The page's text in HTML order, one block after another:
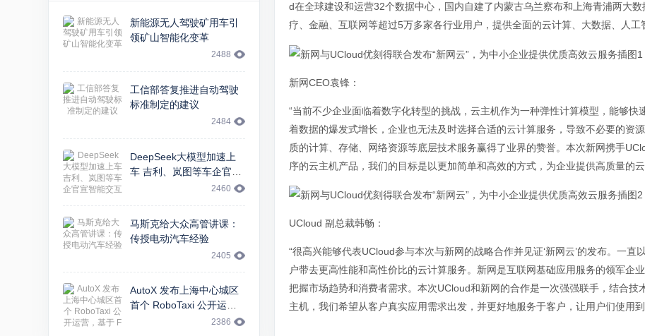
新能源无人驾驶矿用车引
领矿山智能化变革
2488
工信部答复推进自动驾驶
标准制定的建议
2484
DeepSeek大模型加速上
车 吉利、岚图等车企官宣
2460
马斯克给大众高管讲课：
传授电动汽车经验
2405
AutoX 发布上海中心城区
首个 RoboTaxi 公开运
营，基于 FCA 大捷龙车型
2386
d在全球建设和运营32个数据中心，国内自建了内蒙古乌兰察布和上海青浦两大
疗、金融、互联网等超过5万多家各行业用户，提供全面的云计算、大数据、人工
新网CEO袁锋：
“当前不少企业面临着数字化转型的挑战，云主机作为一种弹性计算模型，能够
着数据的爆发式增长，企业也无法及时选择合适的云计算服务，导致不必要的资
质的计算、存储、网络资源等底层技术服务赢得了业界的赞誉。本次新网携手
序的云主机产品，我们的目标是以更加简单和高效的方式，为企业提供高质量的
UCloud 副总裁韩畅：
“很高兴能够代表UCloud参与本次与新网的战略合作并见证‘新网云’的发布。一
户带去更高性能和高性价比的云计算服务。新网是互联网基础应用服务的领军企
把握市场趋势和消费者需求。本次UCloud和新网的合作是一次强强联手，结合
主机，我们希望从客户真实应用需求出发，并更好地服务于客户，让用户们使用